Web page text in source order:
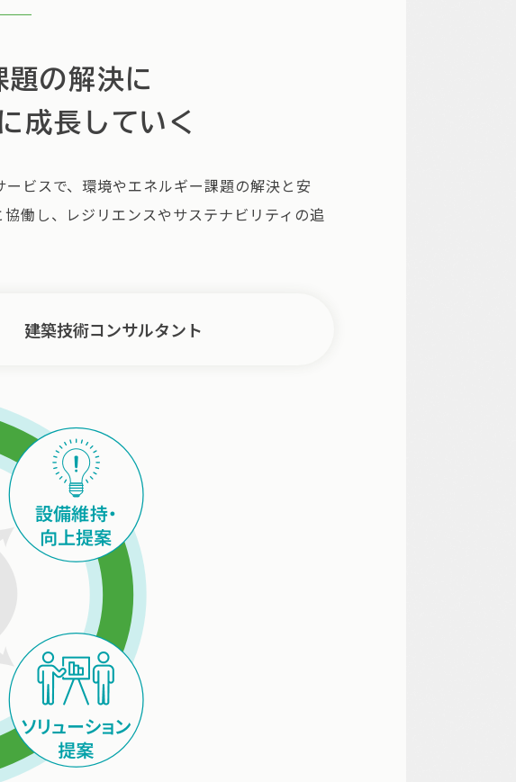
題の解決に
成長していく
ビスで、環境やエネルギー課題の解決と安
働し、レジリエンスやサステナビリティの追
建築技術コンサルタント